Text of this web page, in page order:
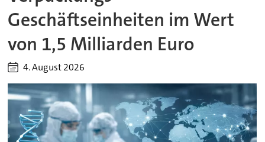
Geschäftseinheiten im Wert
von 1,5 Milliarden Euro
4. August 2026